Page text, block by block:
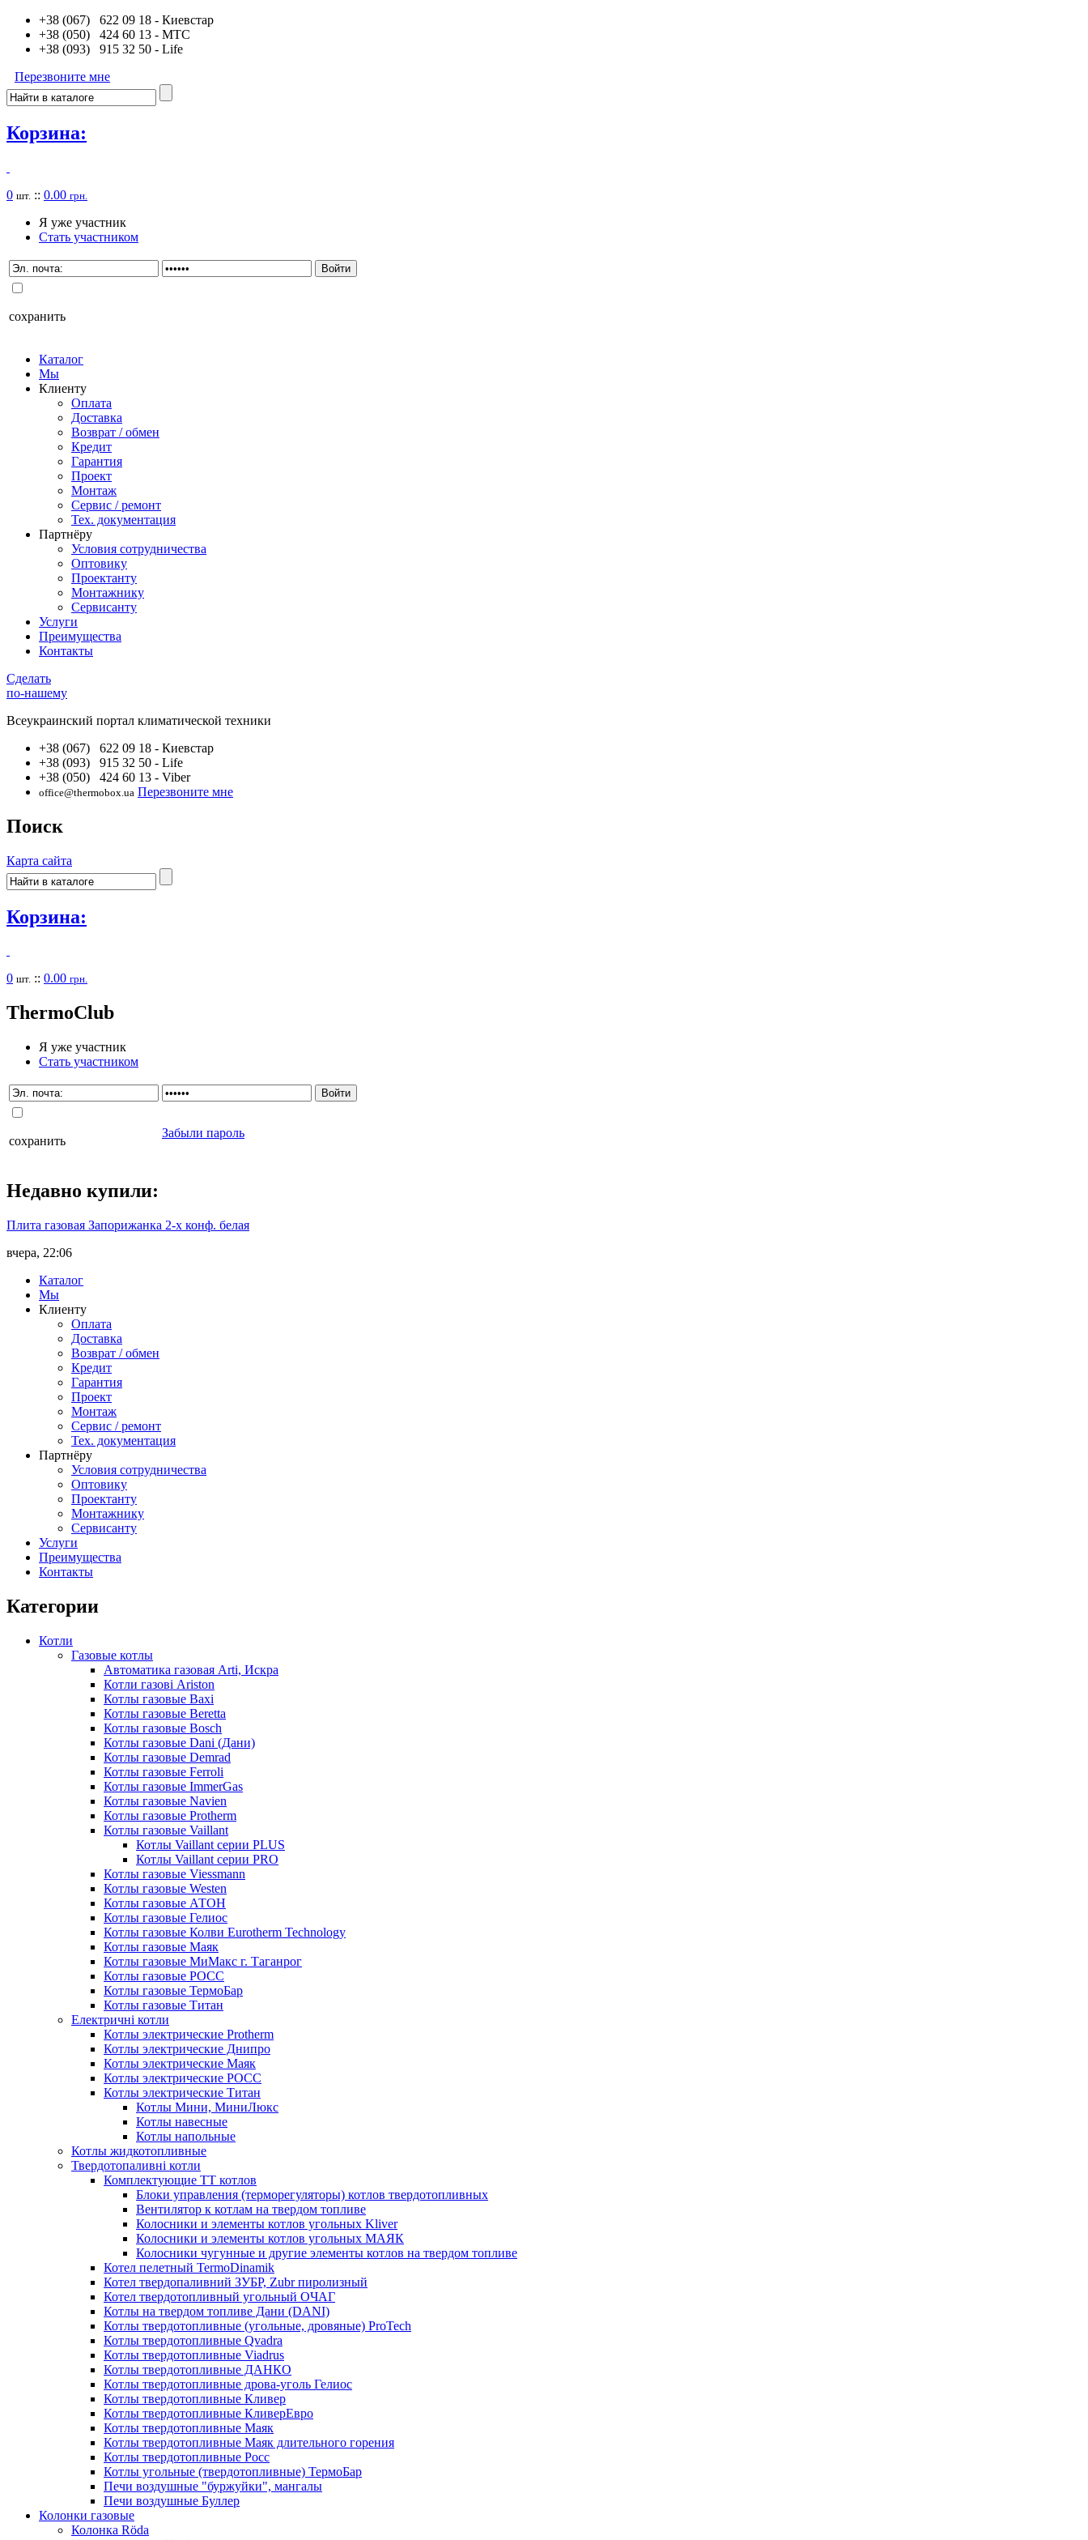
+38 (067) 622 09 18 - Киевстар
+38 (050) 424 60 13 - MTC
+38 (093) 915 32 50 - Life
Перезвоните мне
Корзина:
0 шт. :: 0.00 грн.
Я уже участник
Стать участником
сохранить
Каталог
Мы
Клиенту
Оплата
Доставка
Возврат / обмен
Кредит
Гарантия
Проект
Монтаж
Сервис / ремонт
Тех. документация
Партнёру
Условия сотрудничества
Оптовику
Проектанту
Монтажнику
Сервисанту
Услуги
Преимущества
Контакты
Сделать
по-нашему
Всеукраинский портал климатической техники
+38 (067) 622 09 18 - Киевстар
+38 (093) 915 32 50 - Life
+38 (050) 424 60 13 - Viber
office@thermobox.ua Перезвоните мне
Поиск
Карта сайта
Корзина:
0 шт. :: 0.00 грн.
ThermoClub
Я уже участник
Стать участником
сохранить
Забыли пароль
Недавно купили:
Плита газовая Запорижанка 2-х конф. белая
вчера, 22:06
Каталог
Мы
Клиенту
Оплата
Доставка
Возврат / обмен
Кредит
Гарантия
Проект
Монтаж
Сервис / ремонт
Тех. документация
Партнёру
Условия сотрудничества
Оптовику
Проектанту
Монтажнику
Сервисанту
Услуги
Преимущества
Контакты
Категории
Котли
Газовые котлы
Автоматика газовая Arti, Искра
Котли газові Ariston
Котлы газовые Baxi
Котлы газовые Beretta
Котлы газовые Bosch
Котлы газовые Dani (Дани)
Котлы газовые Demrad
Котлы газовые Ferroli
Котлы газовые ImmerGas
Котлы газовые Navien
Котлы газовые Protherm
Котлы газовые Vaillant
Котлы Vaillant серии PLUS
Котлы Vaillant серии PRO
Котлы газовые Viessmann
Котлы газовые Westen
Котлы газовые АТОН
Котлы газовые Гелиос
Котлы газовые Колви Eurotherm Technology
Котлы газовые Маяк
Котлы газовые МиМакс г. Таганрог
Котлы газовые РОСС
Котлы газовые ТермоБар
Котлы газовые Титан
Електричні котли
Котлы электрические Protherm
Котлы электрические Днипро
Котлы электрические Маяк
Котлы электрические РОСС
Котлы электрические Титан
Котлы Мини, МиниЛюкс
Котлы навесные
Котлы напольные
Котлы жидкотопливные
Твердотопаливні котли
Комплектующие ТТ котлов
Блоки управления (терморегуляторы) котлов твердотопливных
Вентилятор к котлам на твердом топливе
Колосники и элементы котлов угольных Kliver
Колосники и элементы котлов угольных МАЯК
Колосники чугунные и другие элементы котлов на твердом топливе
Котел пелетный TermoDinamik
Котел твердопаливний ЗУБР, Zubr пиролизный
Котел твердотопливный угольный ОЧАГ
Котлы на твердом топливе Дани (DANI)
Котлы твердотопливные (угольные, дровяные) ProTech
Котлы твердотопливные Qvadra
Котлы твердотопливные Viadrus
Котлы твердотопливные ДАНКО
Котлы твердотопливные дрова-уголь Гелиос
Котлы твердотопливные Кливер
Котлы твердотопливные КливерЕвро
Котлы твердотопливные Маяк
Котлы твердотопливные Маяк длительного горения
Котлы твердотопливные Росс
Котлы угольные (твердотопливные) ТермоБар
Печи воздушные "буржуйки", мангалы
Печи воздушные Буллер
Колонки газовые
Колонка Rӧda